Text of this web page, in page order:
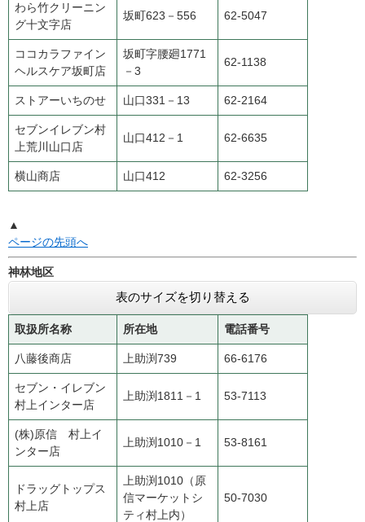
わら竹クリーニン
グ十文字店
坂町623－556 62-5047
ココカラファイン
ヘルスケア坂町店
坂町字腰廻1771
－3
62-1138
ストアーいちのせ 山口331－13 62-2164
セブンイレブン村
上荒川山口店
山口412－1 62-6635
横山商店 山口412 62-3256
▲
ページの先頭へ
神林地区
表のサイズを切り替える
取扱所名称 所在地 電話番号
八藤後商店 上助渕739 66-6176
セブン・イレブン
村上インター店
上助渕1811－1 53-7113
(株)原信 村上イ
ンター店
上助渕1010－1 53-8161
ドラッグトップス
村上店
上助渕1010（原
信マーケットシ
ティ村上内）
50-7030